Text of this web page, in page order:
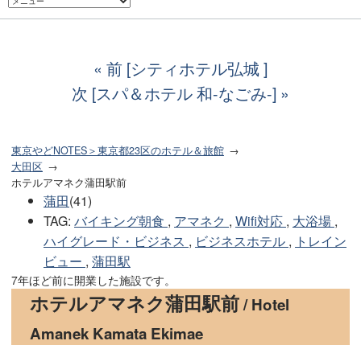
前 [シティホテル弘城 ]
次 [スパ＆ホテル 和-なごみ-]
東京やどNOTES＞東京都23区のホテル＆旅館
大田区
ホテルアマネク蒲田駅前
蒲田(41)
TAG: バイキング朝食 , アマネク , Wifi対応 , 大浴場 ,
ハイグレード・ビジネス , ビジネスホテル , トレイン
ビュー , 蒲田駅
7年ほど前に開業した施設です。
ホテルアマネク蒲田駅前/ Hotel
Amanek Kamata Ekimae